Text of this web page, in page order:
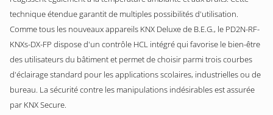
technique étendue garantit de multiples possibilités d'utilisation.
Comme tous les nouveaux appareils KNX Deluxe de B.E.G., le PD2N-RF-
KNXs-DX-FP dispose d'un contrôle HCL intégré qui favorise le bien-être
des utilisateurs du bâtiment et permet de choisir parmi trois courbes
d'éclairage standard pour les applications scolaires, industrielles ou de
bureau. La sécurité contre les manipulations indésirables est assurée
par KNX Secure.